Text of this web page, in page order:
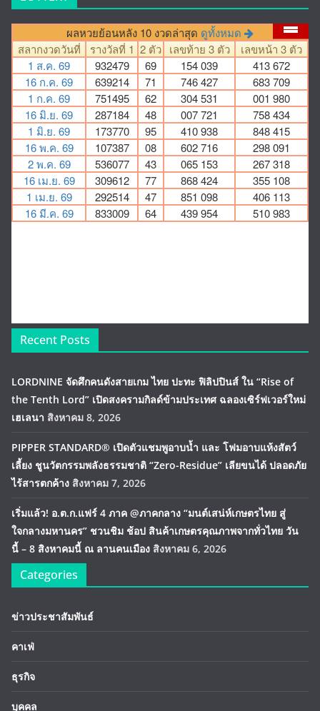
Recent Posts
LORDNINE จัดศึกคนดังสายเกม ไทย ปะทะ ฟิลิปปินส์ ใน “Rise of
the Tenth Lord” เปิดสงครามกิลด์ข้ามประเทศ ฉลองเซิร์ฟเวอร์ใหม่
เฮเลนา สิงหาคม 8, 2026
PIPPER STANDARD® เปิดตัวแชมพูอาบน้ำ และ โฟมอาบแห้งสัตว์
เลี้ยง ชูนวัตกรรมพลังธรรมชาติ “Zero-Residue” เลียขนได้ ปลอดภัย
ไร้สารตกค้าง สิงหาคม 7, 2026
เริ่มแล้ว! อ.ต.ก.แฟร์ 4 ภาค @ภาคกลาง “มนต์เสน่ห์เกษตรไทย สู่
ใจกลางมหานคร” ชวนชิม ช้อป สินค้าเกษตรคุณภาพจากทั่วไทย วัน
นี้ – 8 สิงหาคมนี้ ณ ลานคนเมือง สิงหาคม 6, 2026
Categories
ข่าวประชาสัมพันธ์
คาเฟ่
ธุรกิจ
บุคคล